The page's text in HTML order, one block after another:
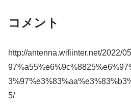
コメント
http://antenna.wifiinter.net/2022/
5/